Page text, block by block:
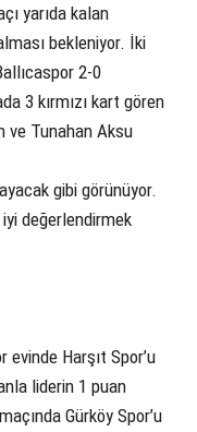
yarıda kalan
bekleniyor. İki
2-0
3 kırmızı kart gören
ve Tunahan Aksu
gibi görünüyor.
değerlendirmek
evinde Harşıt Spor’u
liderin 1 puan
Gürköy Spor’u